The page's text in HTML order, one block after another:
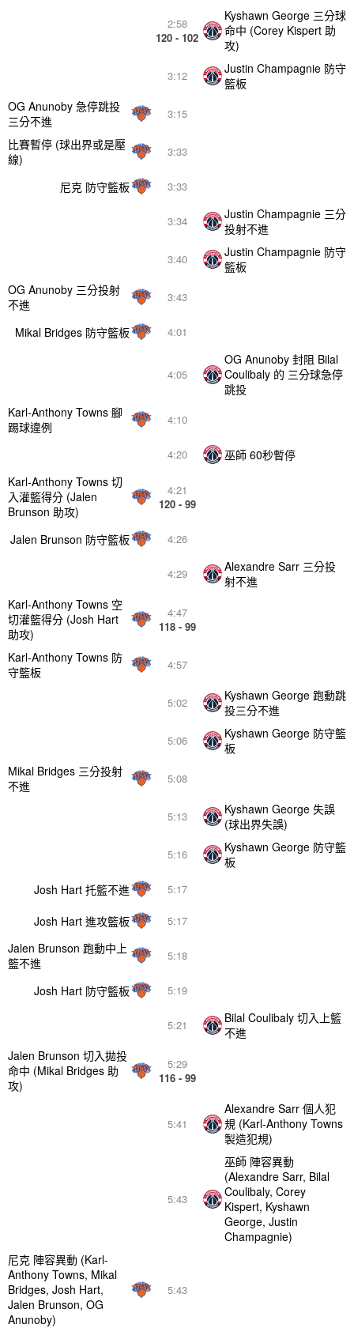
5:43
尼克 陣容異動 (Karl-
Anthony Towns, Mikal
Bridges, Josh Hart,
Jalen Brunson, OG
Anunoby)
5:43
巫師 陣容異動
(Alexandre Sarr, Bilal
Coulibaly, Corey
Kispert, Kyshawn
George, Justin
Champagnie)
5:41
Alexandre Sarr 個人犯
規 (Karl-Anthony Towns
製造犯規)
5:29
116 - 99
Jalen Brunson 切入拋投
命中 (Mikal Bridges 助
攻)
5:21
Bilal Coulibaly 切入上籃
不進
5:19
Josh Hart 防守籃板
5:18
Jalen Brunson 跑動中上
籃不進
5:17
Josh Hart 進攻籃板
5:17
Josh Hart 托籃不進
5:16
Kyshawn George 防守籃
板
5:13
Kyshawn George 失誤
(球出界失誤)
5:08
Mikal Bridges 三分投射
不進
5:06
Kyshawn George 防守籃
板
5:02
Kyshawn George 跑動跳
投三分不進
4:57
Karl-Anthony Towns 防
守籃板
4:47
118 - 99
Karl-Anthony Towns 空
切灌籃得分 (Josh Hart
助攻)
4:29
Alexandre Sarr 三分投
射不進
4:26
Jalen Brunson 防守籃板
4:21
120 - 99
Karl-Anthony Towns 切
入灌籃得分 (Jalen
Brunson 助攻)
4:20 巫師 60秒暫停
4:10
Karl-Anthony Towns 腳
踢球違例
4:05
OG Anunoby 封阻 Bilal
Coulibaly 的 三分球急停
跳投
4:01
Mikal Bridges 防守籃板
3:43
OG Anunoby 三分投射
不進
3:40
Justin Champagnie 防守
籃板
3:34
Justin Champagnie 三分
投射不進
3:33
尼克 防守籃板
3:33
比賽暫停 (球出界或是壓
線)
3:15
OG Anunoby 急停跳投
三分不進
3:12
Justin Champagnie 防守
籃板
2:58
120 - 102
Kyshawn George 三分球
命中 (Corey Kispert 助
攻)